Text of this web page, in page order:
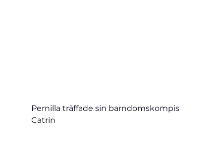
Pernilla träffade sin barndomskompis
Catrin